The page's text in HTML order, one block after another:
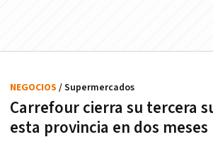
Carrefour cierra su tercera
esta provincia en dos meses
NEGOCIOS / Supermercados